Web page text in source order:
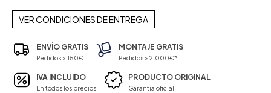
VER CONDICIONES DE ENTREGA
ENVÍO GRATIS
Pedidos > 150€
MONTAJE GRATIS
Pedidos > 2.000€*
IVA INCLUIDO
En todos los precios
PRODUCTO ORIGINAL
Garantía oficial